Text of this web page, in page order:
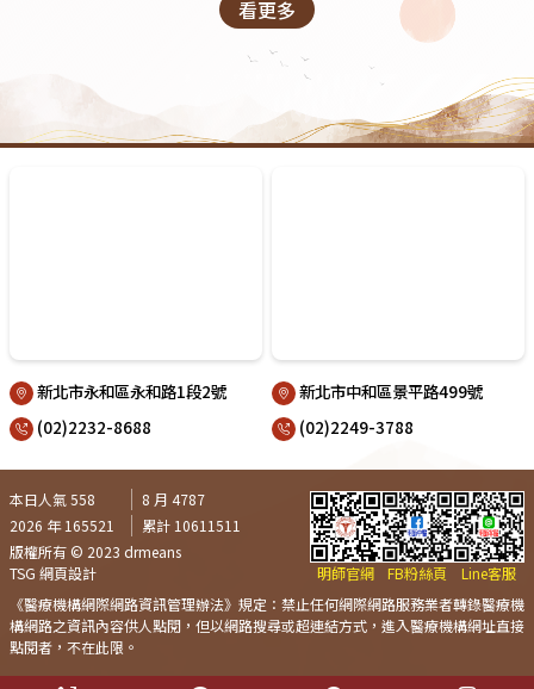
看更多
新北市永和區永和路1段2號
(02)2232-8688
新北市中和區景平路499號
(02)2249-3788
本日人氣 558
8 月 4787
2026 年 165521
累計 10611511
版權所有 © 2023 drmeans
TSG 網頁設計
明師官網 FB粉絲頁
Line客服
《醫療機構網際網路資訊管理辦法》規定：禁止任何網際網路服務業者轉錄醫療機
構網路之資訊內容供人點閱，但以網路搜尋或超連結方式，進入醫療機構網址直接
點閱者，不在此限。